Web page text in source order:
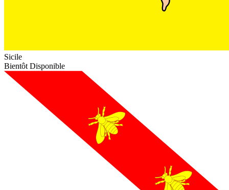
Sicile
Bientôt Disponible